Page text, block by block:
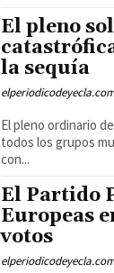
El pleno
la sequía
El pleno ordinario
todos los grupos
con...
El Partido
Europeas
votos